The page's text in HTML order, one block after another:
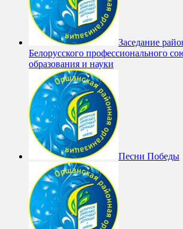
Заседание
Белорусского профессионального
образования и науки
Песни Победы